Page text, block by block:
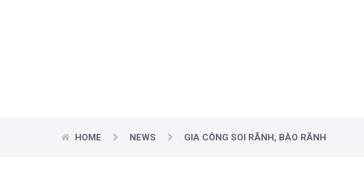
HOME NEWS GIA CÔNG SOI RÃNH, BÀO RÃNH